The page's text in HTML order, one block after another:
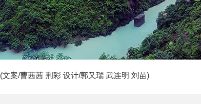
(文案/曹茜茜 荆彩 设计/郭又瑞 武连明 刘苗)